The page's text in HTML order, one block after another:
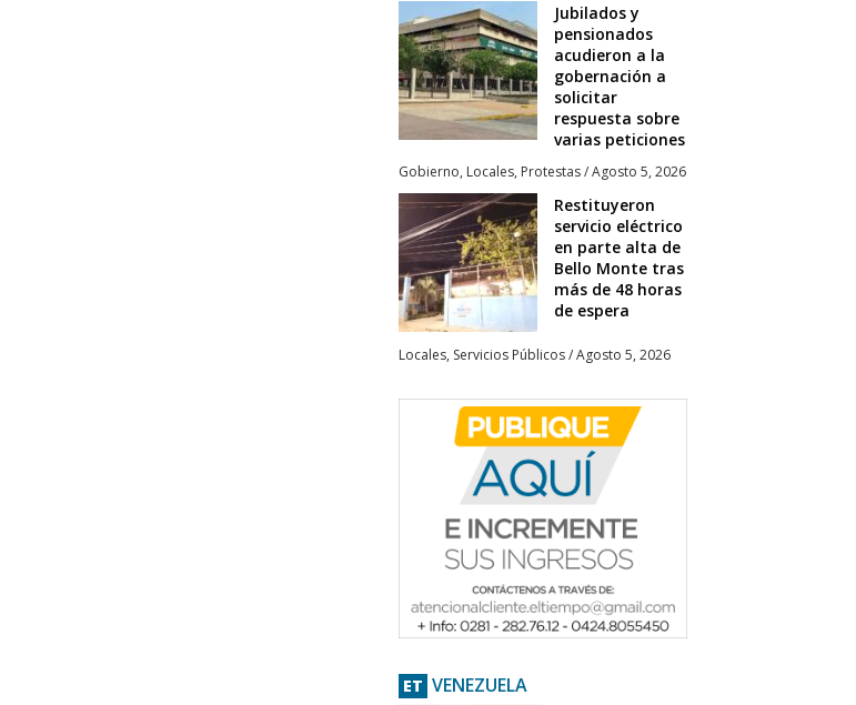
Jubilados y
pensionados
acudieron a la
gobernación a
solicitar
respuesta sobre
varias peticiones
Gobierno, Locales, Protestas/Agosto 5, 2026
Restituyeron
servicio eléctrico
en parte alta de
Bello Monte tras
más de 48 horas
de espera
Locales, Servicios Públicos/Agosto 5, 2026
ET VENEZUELA